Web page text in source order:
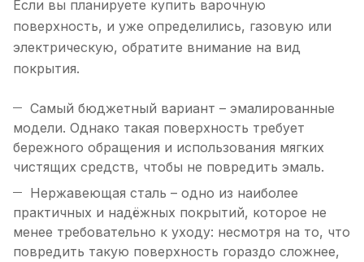
Если вы планируете купить варочную
поверхность, и уже определились, газовую или
электрическую, обратите внимание на вид
покрытия.
Самый бюджетный вариант – эмалированные
модели. Однако такая поверхность требует
бережного обращения и использования мягких
чистящих средств, чтобы не повредить эмаль.
Нержавеющая сталь – одно из наиболее
практичных и надёжных покрытий, которое не
менее требовательно к уходу: несмотря на то, что
повредить такую поверхность гораздо сложнее,